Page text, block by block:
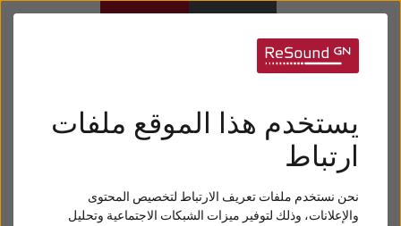
يستخدم هذا الموقع ملفات
ارتباط
نحن نستخدم ملفات تعريف الارتباط لتخصيص المحتوى
والإعلانات، وذلك لتوفير ميزات الشبكات الاجتماعية وتحليل
تحمل ReSound تراثًا غنياً في تقديم الحلول السمعية
ReSound الجميع في معالجة الصوت بتقنية ضغط المجال
الديناميكي، وقدمت أول معينة سمعية مصنوعة لهواتف